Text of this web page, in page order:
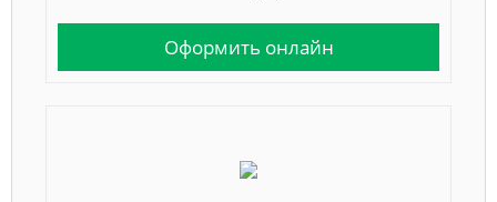
Оформить онлайн